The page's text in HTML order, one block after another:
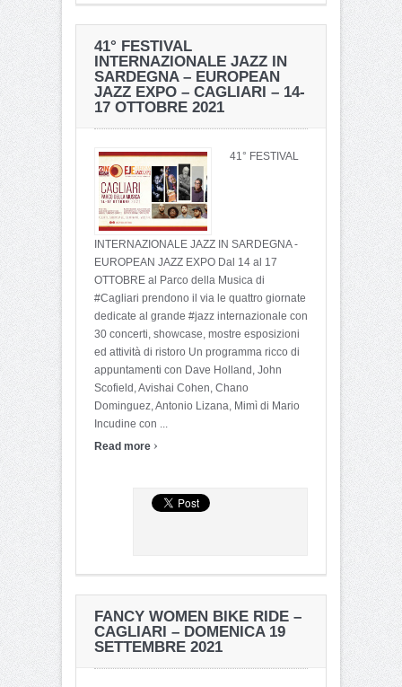
PASSIO SANCTI EPHISI –
CAGLIARI e PULA –
LUNEDI 15 GENNAIO 2024
AUTUNNO IN BARBAGIA
– TETI – 16-17
SETTEMBRE 2023
41° FESTIVAL
INTERNAZIONALE JAZZ IN
SARDEGNA – EUROPEAN
JAZZ EXPO – CAGLIARI – 14-
17 OTTOBRE 2021
41° FESTIVAL
INTERNAZIONALE JAZZ IN SARDEGNA -
EUROPEAN JAZZ EXPO Dal 14 al 17
OTTOBRE al Parco della Musica di
#Cagliari prendono il via le quattro giornate
dedicate al grande #jazz internazionale con
30 concerti, showcase, mostre esposizioni
ed attività di ristoro Un programma ricco di
appuntamenti con Dave Holland, John
Scofield, Avishai Cohen, Chano
Dominguez, Antonio Lizana, Mimì di Mario
Incudine con ...
Read more ›
FANCY WOMEN BIKE RIDE –
CAGLIARI – DOMENICA 19
SETTEMBRE 2021